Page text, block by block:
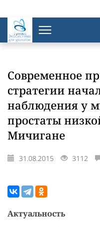
Экосистема
для урологов
Современное
стратегии
наблюдения у
простаты
Мичигане
31.08.2015 3112
Актуальность